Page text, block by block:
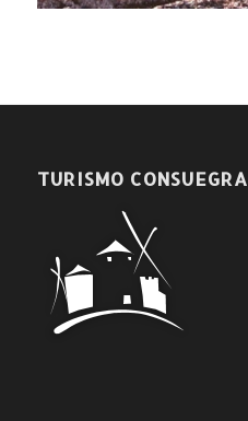
TURISMO CONSUEGRA